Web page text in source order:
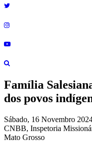
Família
dos povos
Sábado, 16 Novembro
CNBB, Inspetoria
Mato Grosso